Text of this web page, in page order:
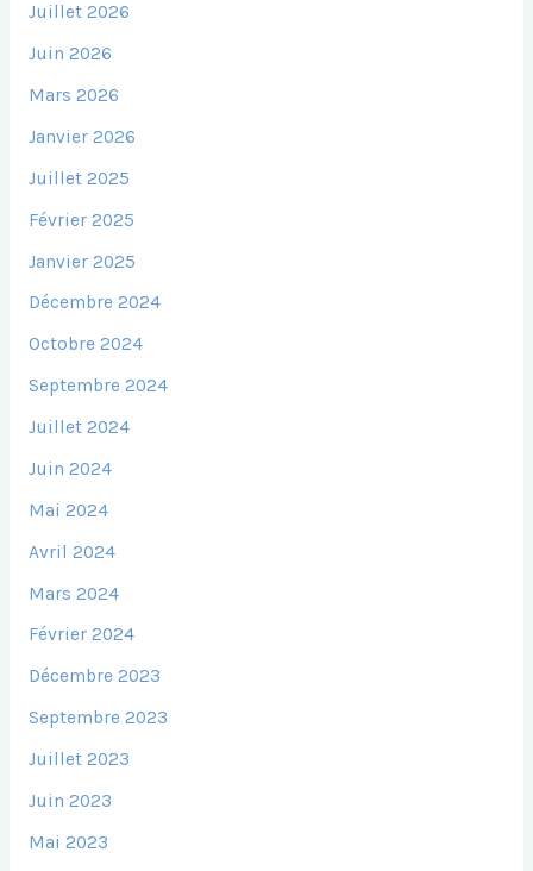
Juillet 2026
Juin 2026
Mars 2026
Janvier 2026
Juillet 2025
Février 2025
Janvier 2025
Décembre 2024
Octobre 2024
Septembre 2024
Juillet 2024
Juin 2024
Mai 2024
Avril 2024
Mars 2024
Février 2024
Décembre 2023
Septembre 2023
Juillet 2023
Juin 2023
Mai 2023